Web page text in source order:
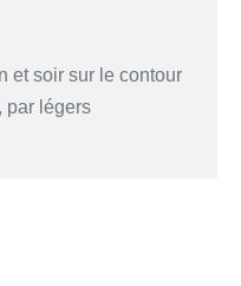
et soir sur le contour
par légers